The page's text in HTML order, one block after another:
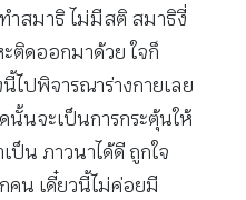
สมาธิ ไม่มีสติ สมาธิงี่
ติดออกมาด้วย ใจก็
ไปพิจารณาร่างกายเลย
นั้นจะเป็นการกระตุ้นให้
น ภาวนาได้ดี ถูกใจ
คน เดี๋ยวนี้ไม่ค่อยมี